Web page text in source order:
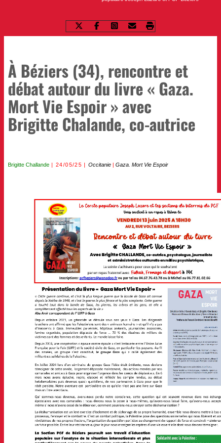
À Béziers (34), rencontre et
débat autour du livre « Gaza.
Mort Vie Espoir » avec
Brigitte Chalande, co-autrice
Brigitte Challande 24/05/25 Occitanie |Gaza. Mort Vie Espoir